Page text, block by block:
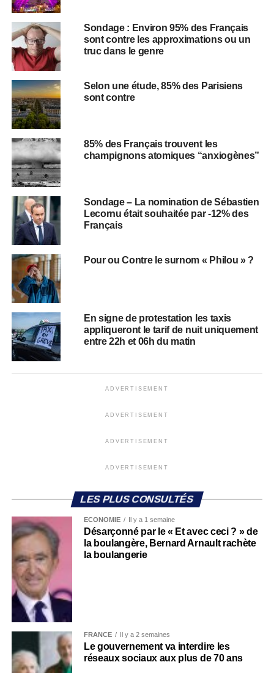
Sondage : Environ 95% des Français
sont contre les approximations ou un
truc dans le genre
Selon une étude, 85% des Parisiens
sont contre
85% des Français trouvent les
champignons atomiques “anxiogènes”
Sondage – La nomination de Sébastien
Lecornu était souhaitée par -12% des
Français
Pour ou Contre le surnom « Philou » ?
En signe de protestation les taxis
appliqueront le tarif de nuit uniquement
entre 22h et 06h du matin
ADVERTISEMENT
ADVERTISEMENT
ADVERTISEMENT
ADVERTISEMENT
LES PLUS CONSULTÉS
ECONOMIE Il y a 1 semaine
Désarçonné par le « Et avec ceci ? » de
la boulangère, Bernard Arnault rachète
la boulangerie
FRANCE Il y a 2 semaines
Le gouvernement va interdire les
réseaux sociaux aux plus de 70 ans